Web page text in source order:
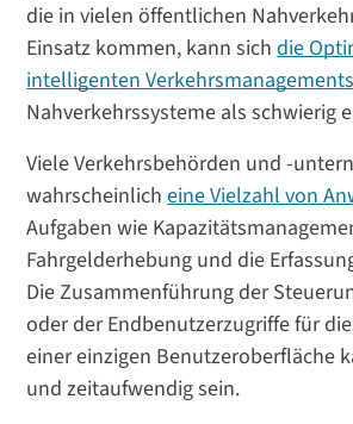
die in vielen öffentlichen
Einsatz kommen, kann sichdie
intelligenten
Nahverkehrssysteme als schwierig
Viele Verkehrsbehörden und -
wahrscheinlicheine Vielzahl von
Aufgaben wie
Fahrgelderhebung und die
Die Zusammenführung der
oder der Endbenutzerzugriffe für
einer einzigen Benutzeroberfläche
und zeitaufwendig sein.